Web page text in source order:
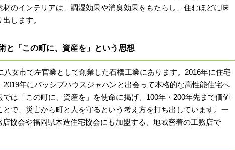
のインテリアは、調湿効果や消臭効果をもたらし、住むほどに味
します。
と「この町に、資産を」という思想
八女市で左官業として創業した石橋工業にあります。2016年に住宅
年にパッシブハウスジャパンと出会って本格的な高性能住宅へ
は「この町に、資産を」を使命に掲げ、100年・200年先まで価値
とで、災害から町と人を守るという考え方を打ち出しています。一
協会や福岡県木造住宅協会にも加盟する、地域密着の工務店で